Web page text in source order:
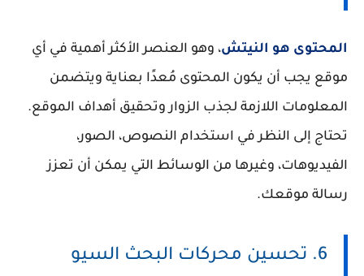
المحتوى هو النيتش، وهو العنصر الأكثر أهمية في أي
موقع يجب أن يكون المحتوى مُعدًا بعناية ويتضمن
المعلومات اللازمة لجذب الزوار وتحقيق أهداف الموقع.
تحتاج إلى النظر في استخدام النصوص، الصور،
الفيديوهات، وغيرها من الوسائط التي يمكن أن تعزز
رسالة موقعك.
6. تحسين محركات البحث السيو